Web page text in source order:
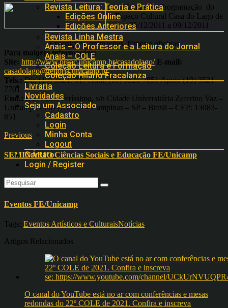
Revista Leitura: Teoria e Prática
Edições Online
Edições Anteriores
Revista Linha Mestra
Anais – O Professor e a Leitura do Jornal
Anais – COLE
Coleção Leitura e Formação
Coleção Hilário Fracalanza
Livraria
Novidades
Seja um Associado
Cadastro
Login
Minha Conta
Logout
Contato
Login / Register
Conheça a Programação do
Espaço Cultural Casa do Lago de
05/12/2011 a 09/12/2011
Exposições, animações, filmes e oficinas
Para maiores informações:
Site: http://www.preac.unicamp.br/casadolago/ E-mail:
casadolago@reitoria.unicamp.br
Tels.: Dir. (19) 35217017 Adm. (19) 3521-7851 Apoio (19) 3521-
7701
End.:Rua Érico Veríssimo, s/n Cidade Universitária Zeferino Vaz –
Unicamp Barão Geraldo – Campinas – SP – Brasil – CEP: 13083-
851
Previous
SEMINÁRIO Ciências Sociais e Educação FE/Unicamp
Next
Eventos FE/Unicamp
Tags: Eventos Artísticos e CulturaisNotícias
Artigos Relacionados
O canal do YouTube está no ar com conferências e mesas
redondas do 22º COLE de 2021. Confira e inscreva